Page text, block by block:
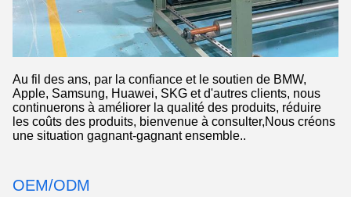
Au fil des ans, par la confiance et le soutien de BMW,
Apple, Samsung, Huawei, SKG et d'autres clients, nous
continuerons à améliorer la qualité des produits, réduire
les coûts des produits, bienvenue à consulter,Nous créons
une situation gagnant-gagnant ensemble..
OEM/ODM